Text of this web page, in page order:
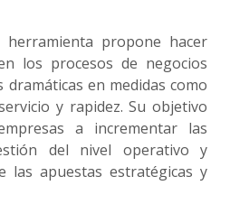
herramienta propone hacer
los procesos de negocios
en medidas como
y rapidez. Su objetivo
a incrementar las
del nivel operativo y
las apuestas estratégicas y